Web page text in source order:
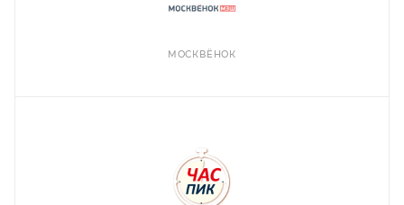
МОСКВЁНОК